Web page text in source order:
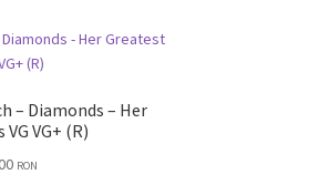
Greatest Hits VG VG+ (R)
RON